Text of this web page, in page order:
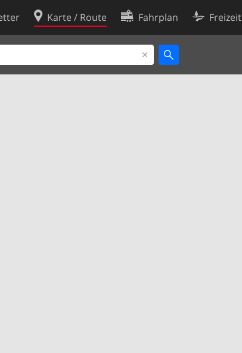
Karte / Route Fahrplan Freizeit
Cookie-Richtlinie
Cookie-Einstellungen